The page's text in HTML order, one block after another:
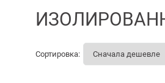
Сортировка: